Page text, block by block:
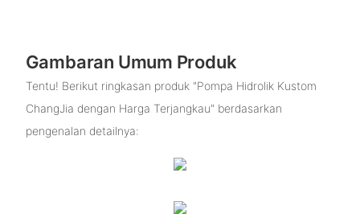
Gambaran Umum Produk
Tentu! Berikut ringkasan produk "Pompa Hidrolik Kustom
ChangJia dengan Harga Terjangkau" berdasarkan
pengenalan detailnya: